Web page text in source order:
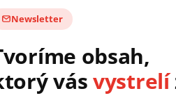
sa prístroj zničí!
a skladný
Newsletter
obsah,
vásvystrelí